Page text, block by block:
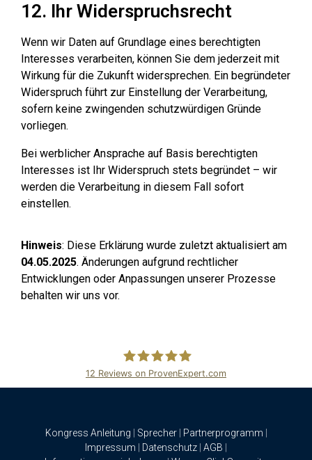
12. Ihr Widerspruchsrecht
Wenn wir Daten auf Grundlage eines berechtigten
Interesses verarbeiten, können Sie dem jederzeit mit
Wirkung für die Zukunft widersprechen. Ein begründeter
Widerspruch führt zur Einstellung der Verarbeitung,
sofern keine zwingenden schutzwürdigen Gründe
vorliegen.
Bei werblicher Ansprache auf Basis berechtigten
Interesses ist Ihr Widerspruch stets begründet – wir
werden die Verarbeitung in diesem Fall sofort
einstellen.
Hinweis: Diese Erklärung wurde zuletzt aktualisiert am
04.05.2025. Änderungen aufgrund rechtlicher
Entwicklungen oder Anpassungen unserer Prozesse
behalten wir uns vor.
12 Reviews on ProvenExpert.com
Kongress Anleitung Sprecher| Partnerprogramm
Impressum
Datenschutz AGB